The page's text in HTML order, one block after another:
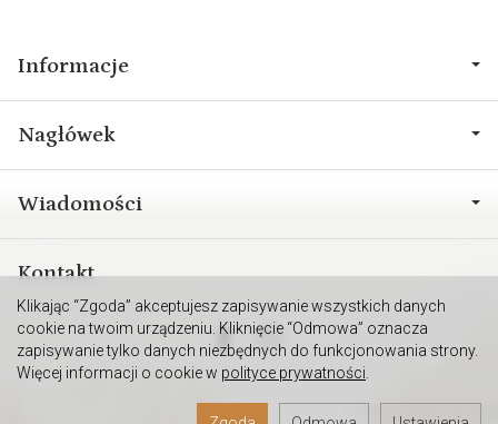
Informacje
Nagłówek
Wiadomości
Kontakt
Klikając “Zgoda” akceptujesz zapisywanie wszystkich danych
cookie na twoim urządzeniu. Kliknięcie “Odmowa” oznacza
zapisywanie tylko danych niezbędnych do funkcjonowania strony.
Więcej informacji o cookie w polityce prywatności